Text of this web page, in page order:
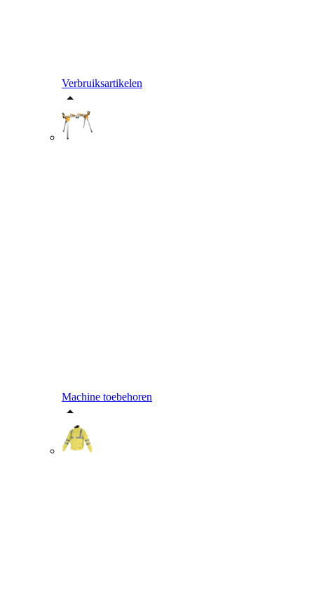
Verbruiksartikelen
Machine toebehoren